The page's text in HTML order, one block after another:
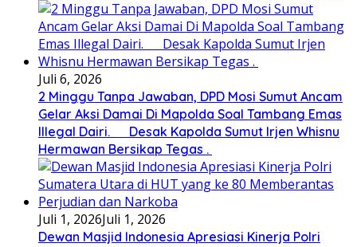
Juli 6, 2026
2 Minggu Tanpa Jawaban, DPD Mosi Sumut Ancam
Gelar Aksi Damai Di Mapolda Soal Tambang Emas
Illegal Dairi. Desak Kapolda Sumut Irjen Whisnu
Hermawan Bersikap Tegas .
Juli 1, 2026Juli 1, 2026
Dewan Masjid Indonesia Apresiasi Kinerja Polri